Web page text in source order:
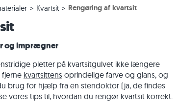
Belægningssten af kalksten
gnejs
kalksten
Mursten af travertin
Kvartsit Rengøring af kvartsit
og imprægner
pletter på kvartsitgulvet ikke længere
fjerne kvartsittensoprindelige farve og glans, og
brug for hjælp fra en stendoktor (ja, de findes
vores tips til, hvordan du rengør kvartsit korrekt.